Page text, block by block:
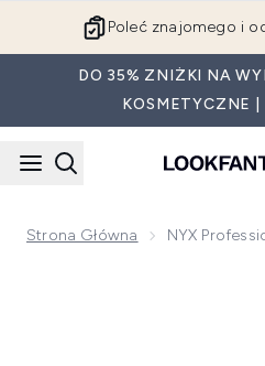
Poleć znajomego i
DO 35% ZNIŻKI NA
KOSMETYCZNE |
Strona Główna NYX